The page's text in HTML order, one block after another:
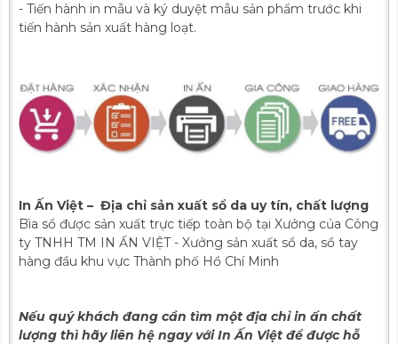
- Tiến hành in mẫu và ký duyệt mẫu sản phẩm trước khi
tiến hành sản xuất hàng loạt.
In Ấn Việt – Địa chỉ sản xuất sổ da uy tín, chất lượng
Bìa sổ được sản xuất trực tiếp toàn bộ tại Xưởng của Công
ty TNHH TM IN ẤN VIỆT - Xưởng sản xuất sổ da, sổ tay
hàng đầu khu vực Thành phố Hồ Chí Minh
Nếu quý khách đang cần tìm một địa chỉ in ấn chất
lượng thì hãy liên hệ ngay với In Ấn Việt để được hỗ